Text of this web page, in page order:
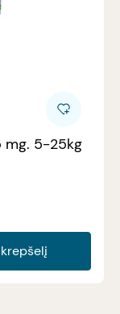
mg. 5-25kg